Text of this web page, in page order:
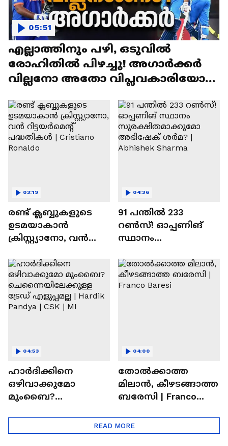
എല്ലാത്തിനും പഴി, ഒടുവില്‍
രോഹിതില്‍ പിഴച്ചു! അഗാര്‍ക്കർ
വില്ലനോ അതോ വിപ്ലവകാരിയോ? |
05:51
രണ്ട്‌ ക്ലബ്ബുകളുടെ
ഉടമയാകാന്‍
ക്രിസ്റ്റ്യാനോ, വന്‍
പദ്ധതികള്‍ | Cristiano
Ronaldo
03:19
91 പന്തില്‍ 233
റണ്‍സ്! ഓപ്പണിങ്
സ്ഥാനം
അഭിഷേക് ശർമ? |
Abhishek Sharma
04:36
ഹാർദിക്കിനെ
ഒഴിവാക്കുമോ
മുംബൈ?
Hardik Pandya | CSK |
04:53
തോല്‍ക്കാത്ത
മിലാന്‍, കീഴടങ്ങാത്ത
ബരേസി | Franco
04:00
READ MORE